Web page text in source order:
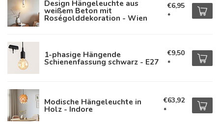
Design Hängeleuchte aus
weißem Beton mit
Roségolddekoration - Wien
€6,95
*
1-phasige Hängende
Schienenfassung schwarz - E27
€9,50
*
Modische Hängeleuchte in
Holz - Indore
€63,92
*